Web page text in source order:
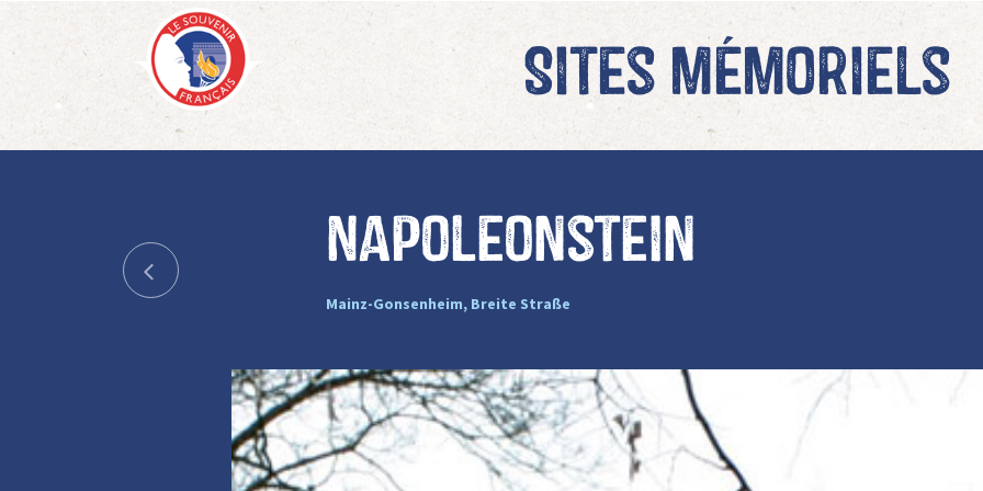
Sites mémoriels
Napoleonstein
Mainz-Gonsenheim, Breite Straße